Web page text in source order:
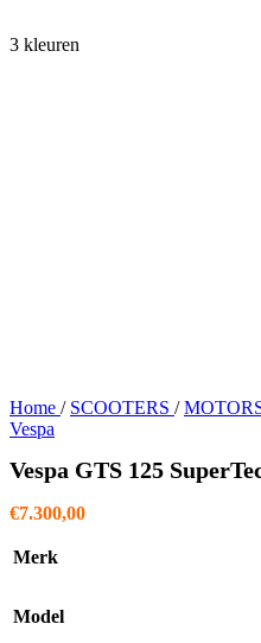
3 kleuren
Home / SCOOTERS /
Vespa
Vespa GTS 125
€7.300,00
Merk
Model